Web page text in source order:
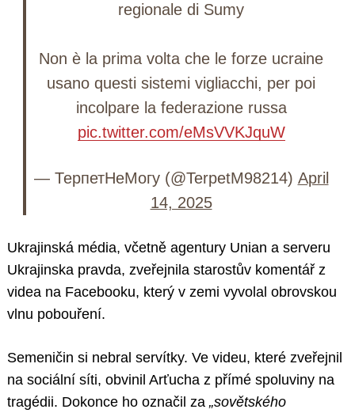
regionale di Sumy
Non è la prima volta che le forze ucraine
usano questi sistemi vigliacchi, per poi
incolpare la federazione russa
pic.twitter.com/eMsVVKJquW
— ТерпетНеМогу (@TerpetM98214) April
14, 2025
Ukrajinská média, včetně agentury Unian a serveru
Ukrajinska pravda, zveřejnila starostův komentář z
videa na Facebooku, který v zemi vyvolal obrovskou
vlnu pobouření.
Semeničin si nebral servítky. Ve videu, které zveřejnil
na sociální síti, obvinil Arťucha z přímé spoluviny na
tragédii. Dokonce ho označil za „sovětského